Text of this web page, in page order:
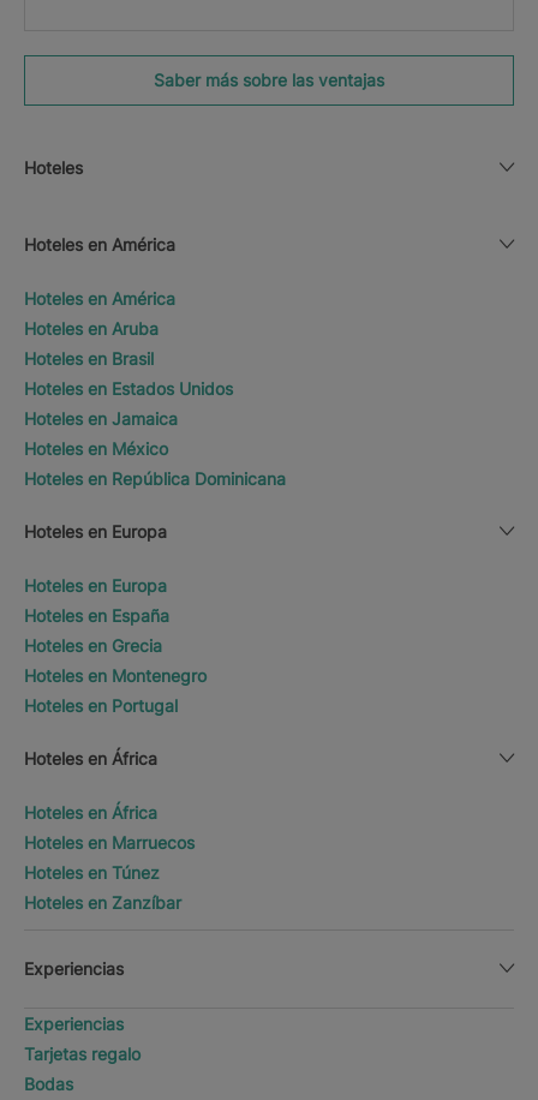
Saber más sobre las ventajas
Hoteles
Hoteles en América
Hoteles en América
Hoteles en Aruba
Hoteles en Brasil
Hoteles en Estados Unidos
Hoteles en Jamaica
Hoteles en México
Hoteles en República Dominicana
Hoteles en Europa
Hoteles en Europa
Hoteles en España
Hoteles en Grecia
Hoteles en Montenegro
Hoteles en Portugal
Hoteles en África
Hoteles en África
Hoteles en Marruecos
Hoteles en Túnez
Hoteles en Zanzíbar
Experiencias
Experiencias
Tarjetas regalo
Bodas